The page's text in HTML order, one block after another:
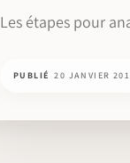
Les étapes pour
PUBLIÉ 20 JANVIER